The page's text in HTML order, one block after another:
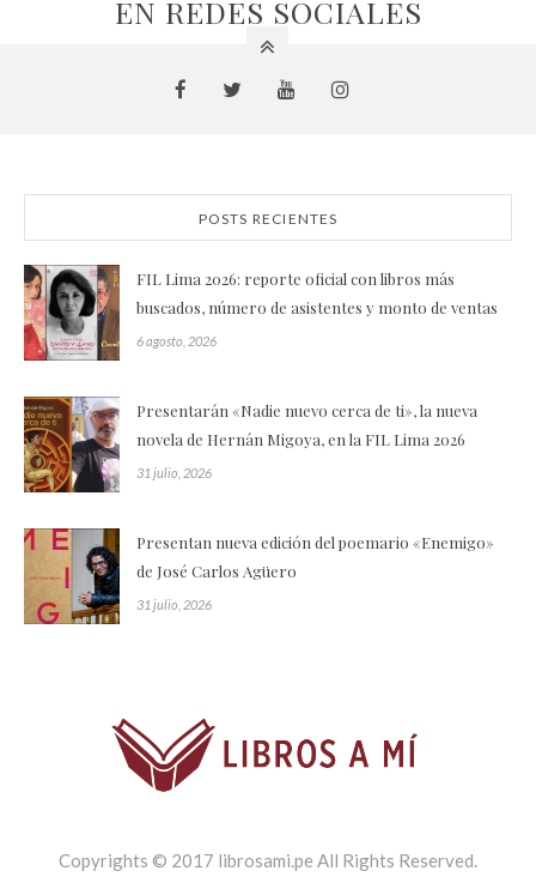
EN REDES SOCIALES
POSTS RECIENTES
FIL Lima 2026: reporte oficial con libros más
buscados, número de asistentes y monto de ventas
6 agosto, 2026
Presentarán «Nadie nuevo cerca de ti», la nueva
novela de Hernán Migoya, en la FIL Lima 2026
31 julio, 2026
Presentan nueva edición del poemario «Enemigo»
de José Carlos Agüero
31 julio, 2026
Copyrights © 2017 librosami.pe All Rights Reserved.